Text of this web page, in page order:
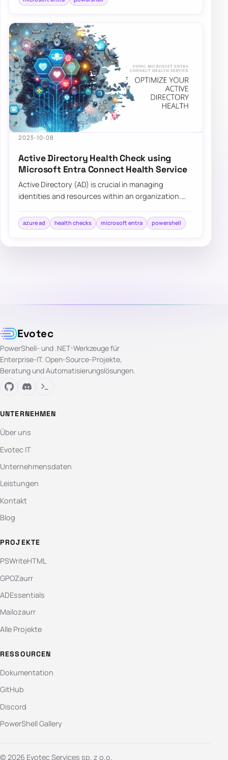
2023-10-08
Active Directory Health Check using
Microsoft Entra Connect Health Service
Active Directory (AD) is crucial in managing
identities and resources within an organization.
azure ad health checks microsoft entra powershell
Evotec
PowerShell- und .NET-Werkzeuge für
Enterprise-IT. Open-Source-Projekte,
Beratung und Automatisierungslösungen.
UNTERNEHMEN
Über uns
Evotec IT
Unternehmensdaten
Leistungen
Kontakt
Blog
PROJEKTE
PSWriteHTML
GPOZaurr
ADEssentials
Mailozaurr
Alle Projekte
RESSOURCEN
Dokumentation
GitHub
Discord
PowerShell Gallery
© 2026 Evotec Services sp. z o.o.